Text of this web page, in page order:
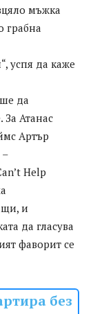
мъжка
грабна
успя да каже
да
За Атанас
Артър
Help
и
да гласува
фаворит се
без